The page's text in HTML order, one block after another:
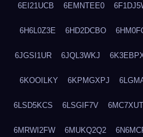
6EI21UCB 6EMNTEE0
6H6L0Z3E 6HD2DCBO
6JGSI1UR 6JQL3WKJ
6KOOILKY 6KPMGXPJ
6LSD5KCS 6LSGIF7V
6MRWI2FW 6MUKQ2Q2